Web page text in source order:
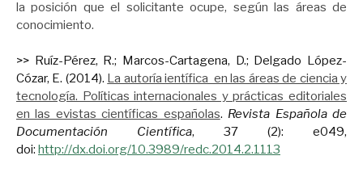
la posición que el solicitante ocupe, según las áreas de
conocimiento.
>> Ruíz-Pérez, R.; Marcos-Cartagena, D.; Delgado López-
Cózar, E. (2014). La autoría ientífica en las áreas de ciencia y
tecnología. Políticas internacionales y prácticas editoriales
en las evistas científicas españolas. Revista Española de
Documentación Científica, 37 (2): e049,
doi: http://dx.doi.org/10.3989/redc.2014.2.1113